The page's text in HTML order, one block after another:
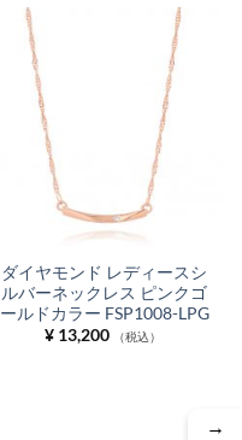
ダイヤモンド レディースシ
ルバーネックレス ピンクゴ
ールドカラー FSP1008-LPG
¥13,200 （税込）
→